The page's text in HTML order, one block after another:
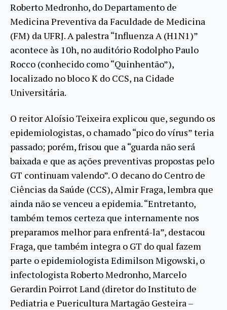
Roberto Medronho, do Departamento de
Medicina Preventiva da Faculdade de Medicina
(FM) da UFRJ. A palestra “Influenza A (H1N1)”
acontece às 10h, no auditório Rodolpho Paulo
Rocco (conhecido como “Quinhentão”),
localizado no bloco K do CCS, na Cidade
Universitária.
O reitor Aloísio Teixeira explicou que, segundo os
epidemiologistas, o chamado “pico do vírus” teria
passado; porém, frisou que a “guarda não será
baixada e que as ações preventivas propostas pelo
GT continuam valendo”. O decano do Centro de
Ciências da Saúde (CCS), Almir Fraga, lembra que
ainda não se venceu a epidemia. “Entretanto,
também temos certeza que internamente nos
preparamos melhor para enfrentá-la”, destacou
Fraga, que também integra o GT do qual fazem
parte o epidemiologista Edimilson Migowski, o
infectologista Roberto Medronho, Marcelo
Gerardin Poirrot Land (diretor do Instituto de
Pediatria e Puericultura Martagão Gesteira –